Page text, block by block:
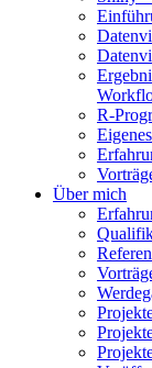
R-
Über mich